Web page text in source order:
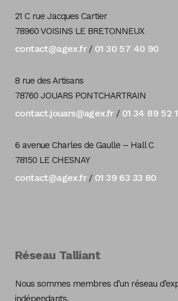
21 C rue Jacques Cartier
78960 VOISINS LE BRETONNEUX
contact@agex.fr/ 01 30 57 40 90
8 rue des Artisans
78760 JOUARS PONTCHARTRAIN
contact.jouars@agex.fr/ 01 34 89 52
6 avenue Charles de Gaulle – Hall C
78150 LE CHESNAY
contact@agex.fr/ 01 39 63 33 80
Réseau Talliant
Nous sommes membres d’un réseau
indépendants.